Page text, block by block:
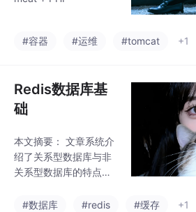
空间内Pod通信、控制
围等。特别强调了完整
隔离策略需要同时配置I
#容器 #运维 #tomcat +1
Redis数据库基
础
本文摘要： 文章系统介
绍了关系型数据库与非
关系型数据库的特点与
内存数据库的部署与应
#数据库 #redis #缓存 +1